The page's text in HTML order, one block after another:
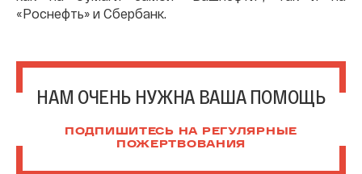
«Роснефть» и Сбербанк.
НАМ ОЧЕНЬ НУЖНА ВАША ПОМОЩЬ
ПОДПИШИТЕСЬ НА РЕГУЛЯРНЫЕ
ПОЖЕРТВОВАНИЯ